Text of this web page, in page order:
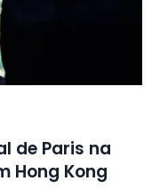
de Paris na
Hong Kong